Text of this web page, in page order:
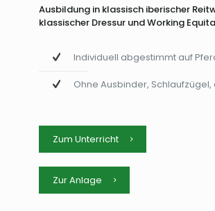
Ausbildung in klassisch iberischer
klassischer Dressur und Working
Individuell abgestimmt auf
Ohne Ausbinder, Schlaufzügel,
Zum Unterricht
Zur Anlage